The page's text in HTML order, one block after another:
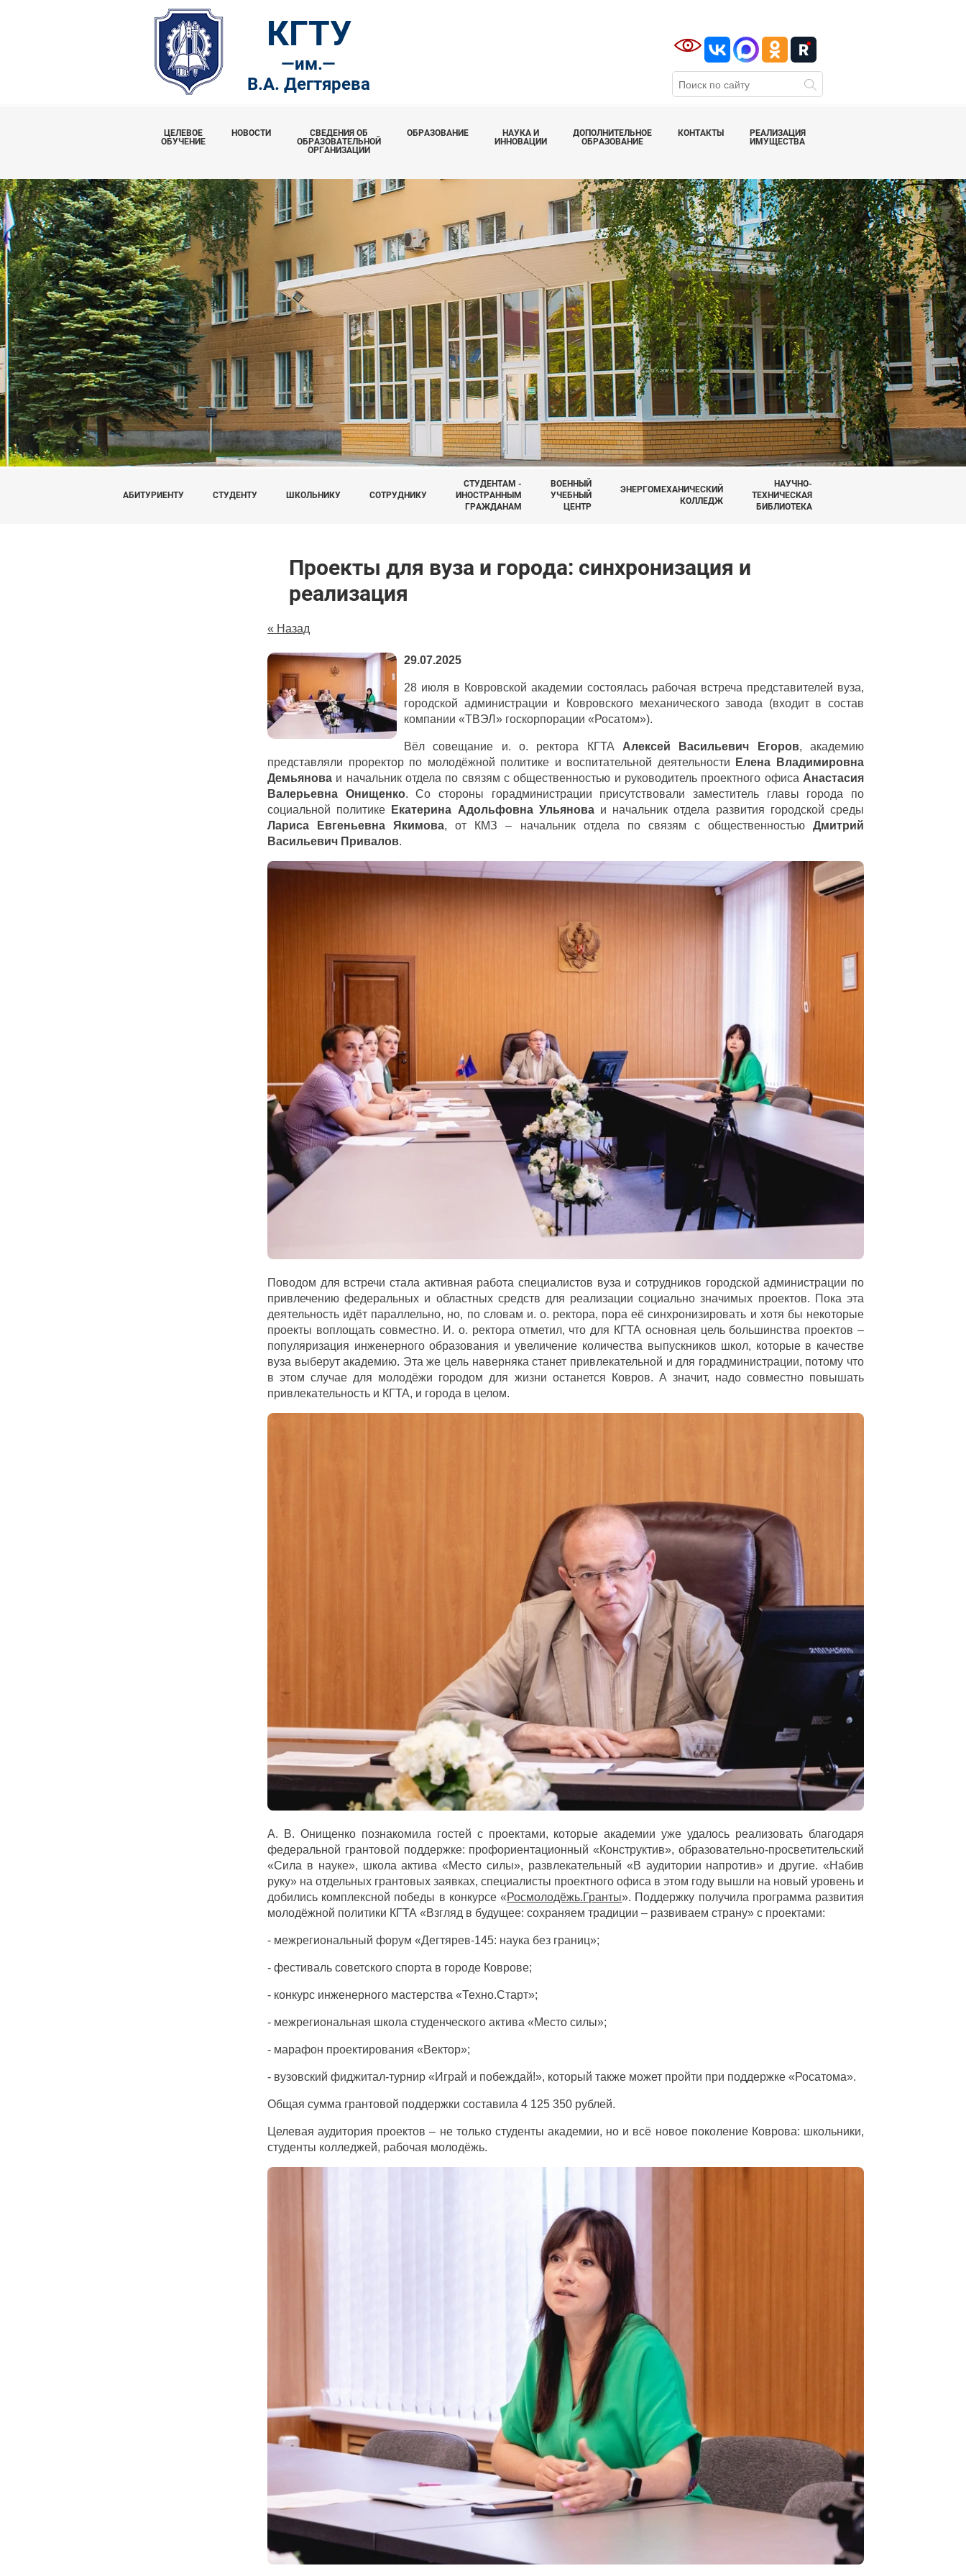
КГТУ
—им.—
В.А. Дегтярева
ЦЕЛЕВОЕ
ОБУЧЕНИЕ
НОВОСТИ
СВЕДЕНИЯ ОБ
ОБРАЗОВАТЕЛЬНОЙ
ОРГАНИЗАЦИИ
ОБРАЗОВАНИЕ
НАУКА И
ИННОВАЦИИ
ДОПОЛНИТЕЛЬНОЕ
ОБРАЗОВАНИЕ
КОНТАКТЫ
РЕАЛИЗАЦИЯ
ИМУЩЕСТВА
АБИТУРИЕНТУ СТУДЕНТУ ШКОЛЬНИКУ СОТРУДНИКУ
СТУДЕНТАМ -
ИНОСТРАННЫМ
ГРАЖДАНАМ
ВОЕННЫЙ
УЧЕБНЫЙ
ЦЕНТР
ЭНЕРГОМЕХАНИЧЕСКИЙ
КОЛЛЕДЖ
НАУЧНО-
ТЕХНИЧЕСКАЯ
БИБЛИОТЕКА
Проекты для вуза и города: синхронизация и
реализация
« Назад
29.07.2025
28 июля в Ковровской академии состоялась рабочая встреча представителей вуза,
городской администрации и Ковровского механического завода (входит в состав
компании «ТВЭЛ» госкорпорации «Росатом»).
Вёл совещание и. о. ректора КГТА Алексей Васильевич Егоров, академию
представляли проректор по молодёжной политике и воспитательной деятельности
Елена Владимировна
Демьянова и начальник отдела по связям с общественностью и руководитель проектного офиса Анастасия
Валерьевна Онищенко. Со стороны горадминистрации присутствовали заместитель главы города по
социальной политике
Екатерина Адольфовна Ульяноваи начальник отдела развития городской среды
Лариса Евгеньевна Якимова, от КМЗ – начальник отдела по связям с общественностьюДмитрий
Васильевич Привалов.
Поводом для встречи стала активная работа специалистов вуза и сотрудников городской администрации по
привлечению федеральных и областных средств для реализации социально значимых проектов. Пока эта
деятельность идёт параллельно, но, по словам и. о. ректора, пора её синхронизировать и хотя бы некоторые
проекты воплощать совместно. И. о. ректора отметил, что для КГТА основная цель большинства проектов –
популяризация инженерного образования и увеличение количества выпускников школ, которые в качестве
вуза выберут академию. Эта же цель наверняка станет привлекательной и для горадминистрации, потому что
в этом случае для молодёжи городом для жизни останется Ковров. А значит, надо совместно повышать
привлекательность и КГТА, и города в целом.
А. В. Онищенко познакомила гостей с проектами, которые академии уже удалось реализовать благодаря
федеральной грантовой поддержке: профориентационный «Конструктив», образовательно-просветительский
«Сила в науке», школа актива «Место силы», развлекательный «В аудитории напротив» и другие. «Набив
руку» на отдельных грантовых заявках, специалисты проектного офиса в этом году вышли на новый уровень и
добились комплексной победы в конкурсе «Росмолодёжь.Гранты». Поддержку получила программа развития
молодёжной политики КГТА «Взгляд в будущее: сохраняем традиции – развиваем страну» с проектами:
- межрегиональный форум «Дегтярев-145: наука без границ»;
- фестиваль советского спорта в городе Коврове;
- конкурс инженерного мастерства «Техно.Старт»;
- межрегиональная школа студенческого актива «Место силы»;
- марафон проектирования «Вектор»;
- вузовский фиджитал-турнир «Играй и побеждай!», который также может пройти при поддержке «Росатома».
Общая сумма грантовой поддержки составила 4 125 350 рублей.
Целевая аудитория проектов – не только студенты академии, но и всё новое поколение Коврова: школьники,
студенты колледжей, рабочая молодёжь.